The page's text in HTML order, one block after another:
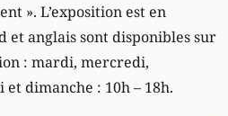
». L’exposition est en
et anglais sont disponibles sur
: mardi, mercredi,
dimanche : 10h – 18h.